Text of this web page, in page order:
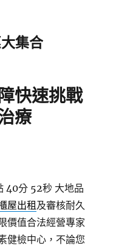
集合
快速挑戰
療
40分 52秒 大地品
屋出租 及審核耐久
價值合法經營專家
健檢中心，不論您